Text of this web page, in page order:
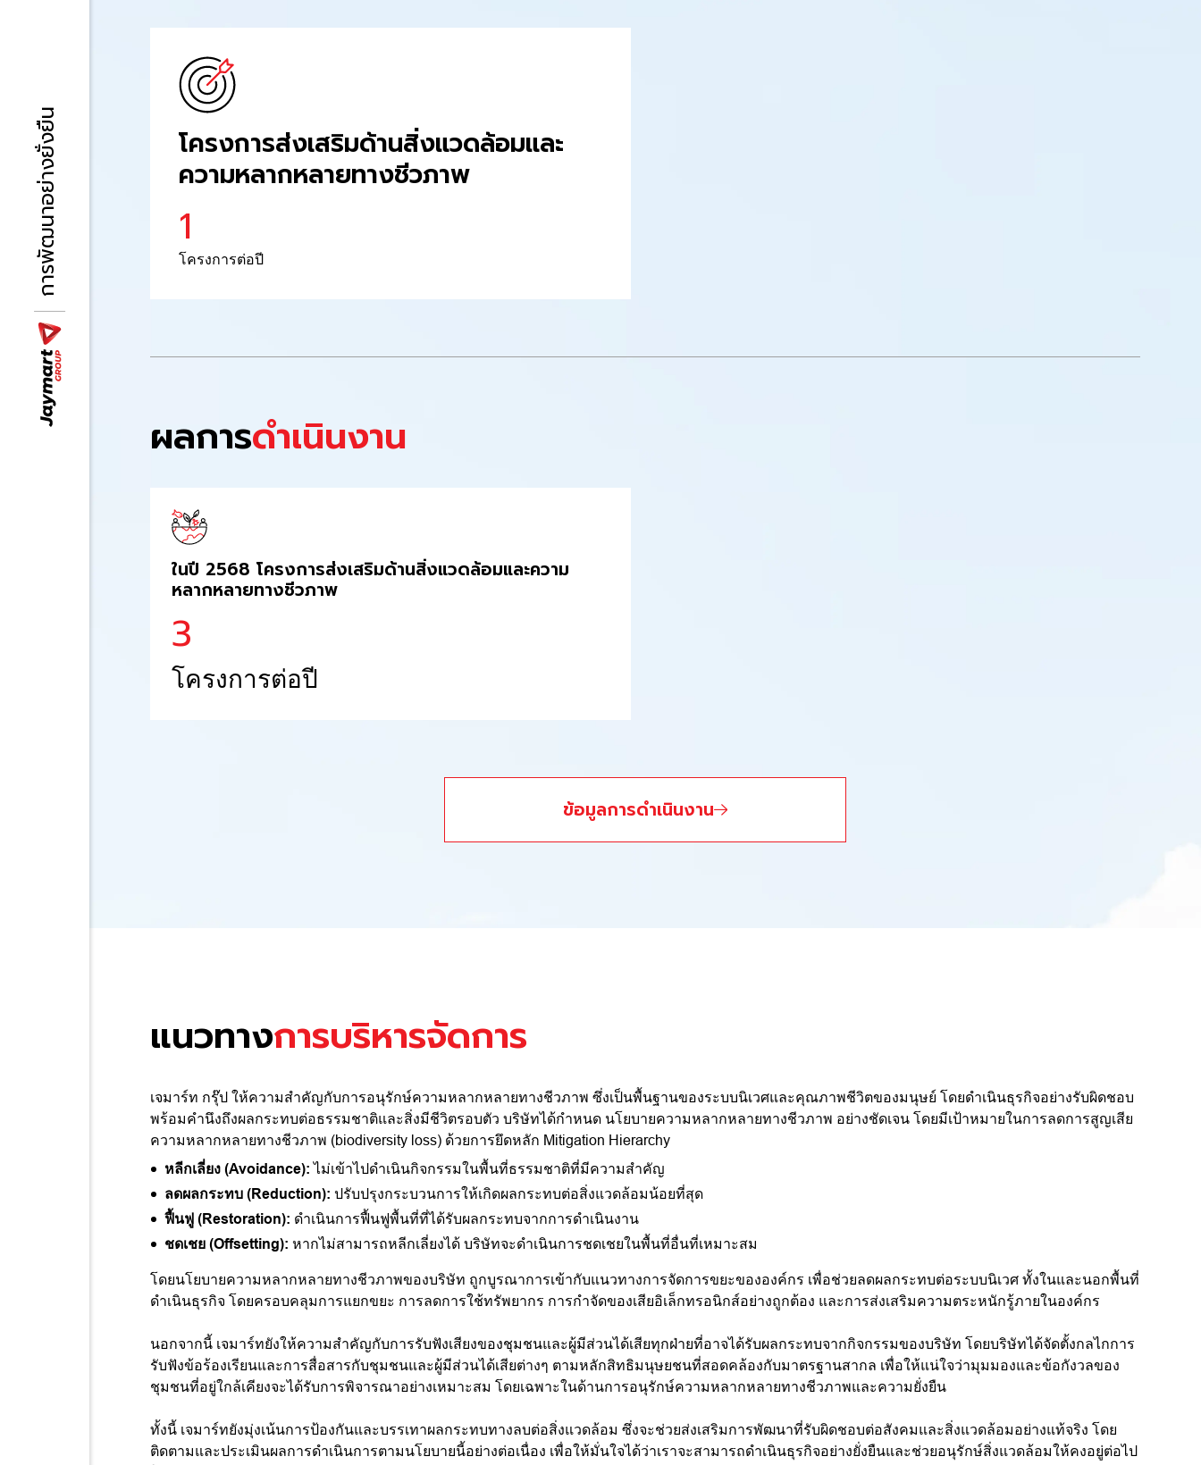
การพัฒนาอย่างยั่งยืน
โครงการส่งเสริมด้านสิ่งแวดล้อมและ
ความหลากหลายทางชีวภาพ
1
โครงการต่อปี
ผลการดำเนินงาน
ในปี 2568 โครงการส่งเสริมด้านสิ่งแวดล้อมและความ
หลากหลายทางชีวภาพ
3
โครงการต่อปี
ข้อมูลการดำเนินงาน
แนวทางการบริหารจัดการ
เจมาร์ท กรุ๊ป ให้ความสำคัญกับการอนุรักษ์ความหลากหลายทางชีวภาพ ซึ่งเป็นพื้นฐานของระบบนิเวศและคุณภาพชีวิตของมนุษย์ โดยดำเนินธุรกิจอย่างรับผิดชอบ
พร้อมคำนึงถึงผลกระทบต่อธรรมชาติและสิ่งมีชีวิตรอบตัว บริษัทได้กำหนด นโยบายความหลากหลายทางชีวภาพ อย่างชัดเจน โดยมีเป้าหมายในการลดการสูญเสีย
ความหลากหลายทางชีวภาพ (biodiversity loss) ด้วยการยึดหลัก Mitigation Hierarchy
หลีกเลี่ยง (Avoidance): ไม่เข้าไปดำเนินกิจกรรมในพื้นที่ธรรมชาติที่มีความสำคัญ
ลดผลกระทบ (Reduction): ปรับปรุงกระบวนการให้เกิดผลกระทบต่อสิ่งแวดล้อมน้อยที่สุด
ฟื้นฟู (Restoration): ดำเนินการฟื้นฟูพื้นที่ที่ได้รับผลกระทบจากการดำเนินงาน
ชดเชย (Offsetting): หากไม่สามารถหลีกเลี่ยงได้ บริษัทจะดำเนินการชดเชยในพื้นที่อื่นที่เหมาะสม
โดยนโยบายความหลากหลายทางชีวภาพของบริษัท ถูกบูรณาการเข้ากับแนวทางการจัดการขยะขององค์กร เพื่อช่วยลดผลกระทบต่อระบบนิเวศ ทั้งในและนอกพื้นที่
ดำเนินธุรกิจ โดยครอบคลุมการแยกขยะ การลดการใช้ทรัพยากร การกำจัดของเสียอิเล็กทรอนิกส์อย่างถูกต้อง และการส่งเสริมความตระหนักรู้ภายในองค์กร
นอกจากนี้ เจมาร์ทยังให้ความสำคัญกับการรับฟังเสียงของชุมชนและผู้มีส่วนได้เสียทุกฝ่ายที่อาจได้รับผลกระทบจากกิจกรรมของบริษัท โดยบริษัทได้จัดตั้งกลไกการ
รับฟังข้อร้องเรียนและการสื่อสารกับชุมชนและผู้มีส่วนได้เสียต่างๆ ตามหลักสิทธิมนุษยชนที่สอดคล้องกับมาตรฐานสากล เพื่อให้แน่ใจว่ามุมมองและข้อกังวลของ
ชุมชนที่อยู่ใกล้เคียงจะได้รับการพิจารณาอย่างเหมาะสม โดยเฉพาะในด้านการอนุรักษ์ความหลากหลายทางชีวภาพและความยั่งยืน
ทั้งนี้ เจมาร์ทยังมุ่งเน้นการป้องกันและบรรเทาผลกระทบทางลบต่อสิ่งแวดล้อม ซึ่งจะช่วยส่งเสริมการพัฒนาที่รับผิดชอบต่อสังคมและสิ่งแวดล้อมอย่างแท้จริง โดย
ติดตามและประเมินผลการดำเนินการตามนโยบายนี้อย่างต่อเนื่อง เพื่อให้มั่นใจได้ว่าเราจะสามารถดำเนินธุรกิจอย่างยั่งยืนและช่วยอนุรักษ์สิ่งแวดล้อมให้คงอยู่ต่อไป